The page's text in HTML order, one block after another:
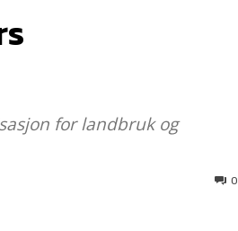
for landbruk og
0